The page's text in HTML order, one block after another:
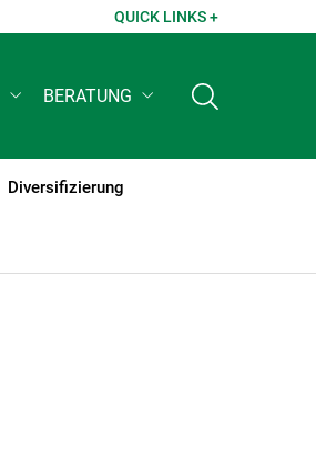
QUICK LINKS +
BERATUNG
Diversifizierung